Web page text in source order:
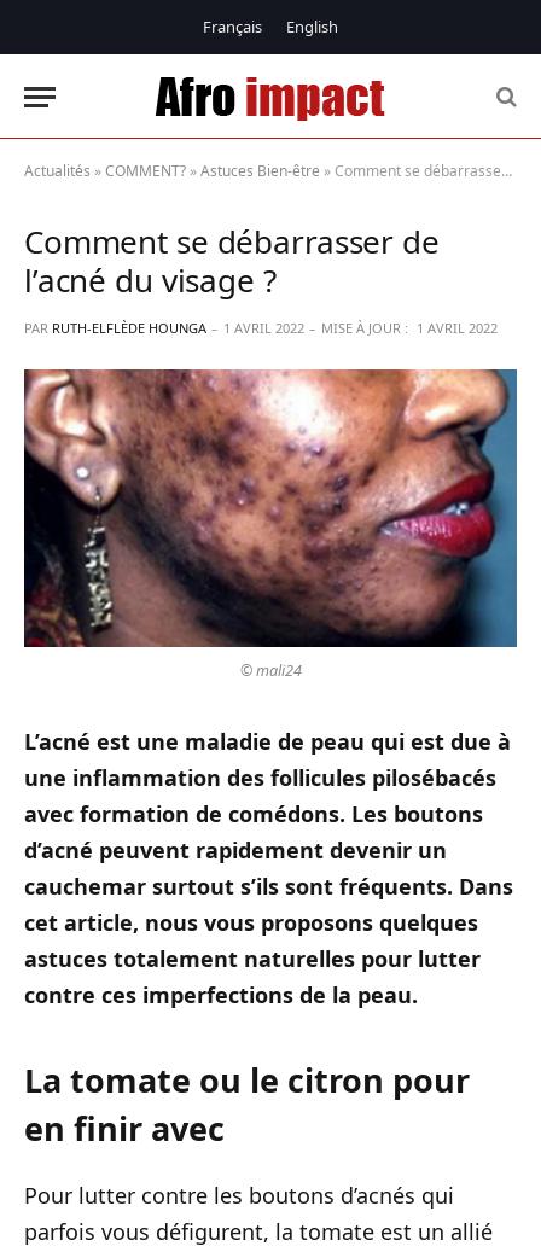
Français English
Actualités »COMMENT? »Astuces Bien-être »Comment se débarrasser de l’acné du visage ?
Comment se débarrasser de
l’acné du visage ?
PAR RUTH-ELFLÈDE HOUNGA 1 AVRIL 2022 MISE À JOUR : 1 AVRIL 2022
© mali24
L’acné est une maladie de peau qui est due à
une inflammation des follicules pilosébacés
avec formation de comédons. Les boutons
d’acné peuvent rapidement devenir un
cauchemar surtout s’ils sont fréquents. Dans
cet article, nous vous proposons quelques
astuces totalement naturelles pour lutter
contre ces imperfections de la peau.
La tomate ou le citron pour
en finir avec
Pour lutter contre les boutons d’acnés qui
parfois vous défigurent, la tomate est un allié